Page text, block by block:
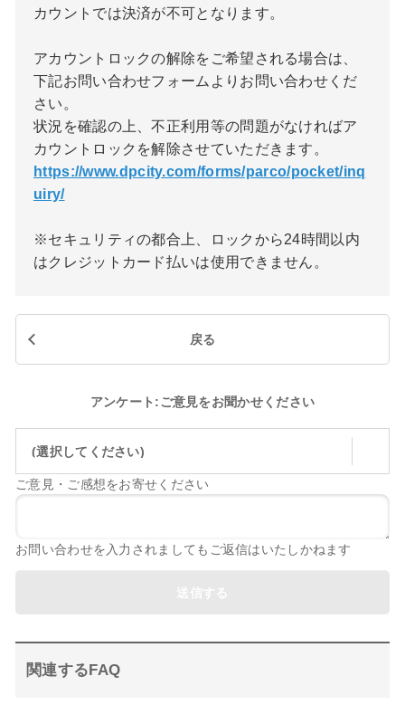
カウントでは決済が不可となります。
アカウントロックの解除をご希望される場合は、
下記お問い合わせフォームよりお問い合わせくだ
さい。
状況を確認の上、不正利用等の問題がなければア
カウントロックを解除させていただきます。
https://www.dpcity.com/forms/parco/pocket/inq
uiry/
※セキュリティの都合上、ロックから24時間以内
はクレジットカード払いは使用できません。
戻る
アンケート:ご意見をお聞かせください
(選択してください)
ご意見・ご感想をお寄せください
お問い合わせを入力されましてもご返信はいたしかねます
関連するFAQ